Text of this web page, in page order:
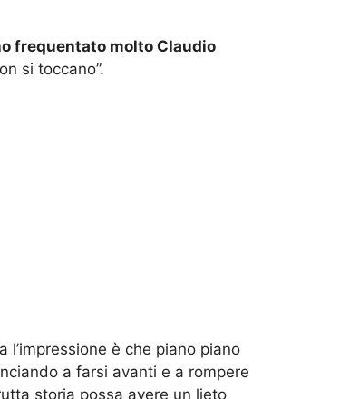
frequentato molto Claudio
si toccano”.
è che piano piano
a farsi avanti e a rompere
storia possa avere un lieto